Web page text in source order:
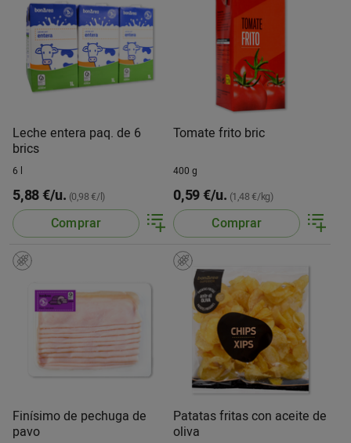
Leche entera paq. de 6
brics
6 l
5,88 €/u. (0,98 €/l)
Comprar
Tomate frito bric
400 g
0,59 €/u. (1,48 €/kg)
Comprar
Finísimo de pechuga de
pavo
Patatas fritas con aceite de
oliva